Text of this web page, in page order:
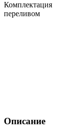
Комплектация
переливом
Описание